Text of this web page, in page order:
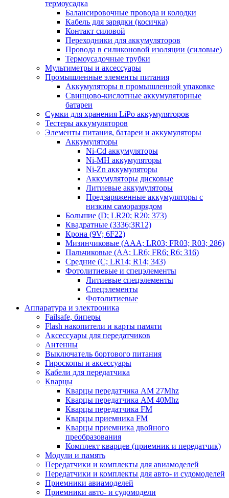
термоусадка
Балансировочные провода и колодки
Кабель для зарядки (косичка)
Контакт силовой
Переходники для аккумуляторов
Провода в силиконовой изоляции (силовые)
Термоусадочные трубки
Мультиметры и аксессуары
Промышленные элементы питания
Аккумуляторы в промышленной упаковке
Свинцово-кислотные аккумуляторные
батареи
Сумки для хранения LiPo аккумуляторов
Тестеры аккумуляторов
Элементы питания, батареи и аккумуляторы
Аккумуляторы
Ni-Cd аккумуляторы
Ni-MH аккумуляторы
Ni-Zn аккумуляторы
Аккумуляторы дисковые
Литиевые аккумуляторы
Предзаряженные аккумуляторы с
низким саморазрядом
Большие (D; LR20; R20; 373)
Квадратные (3336;3R12)
Крона (9V; 6F22)
Мизинчиковые (AAA; LR03; FR03; R03; 286)
Пальчиковые (AA; LR6; FR6; R6; 316)
Средние (C; LR14; R14; 343)
Фотолитиевые и спецэлементы
Литиевые спецэлементы
Спецэлементы
Фотолитиевые
Аппаратура и электроника
Failsafe, биперы
Flash накопители и карты памяти
Аксессуары для передатчиков
Антенны
Выключатель бортового питания
Гироскопы и аксессуары
Кабели для передатчика
Кварцы
Кварцы передатчика AM 27Mhz
Кварцы передатчика AM 40Mhz
Кварцы передатчика FM
Кварцы приемника FM
Кварцы приемника двойного
преобразования
Комплект кварцев (приемник и передатчик)
Модули и память
Передатчики и комплекты для авиамоделей
Передатчики и комплекты для авто- и судомоделей
Приемники авиамоделей
Приемники авто- и судомодели